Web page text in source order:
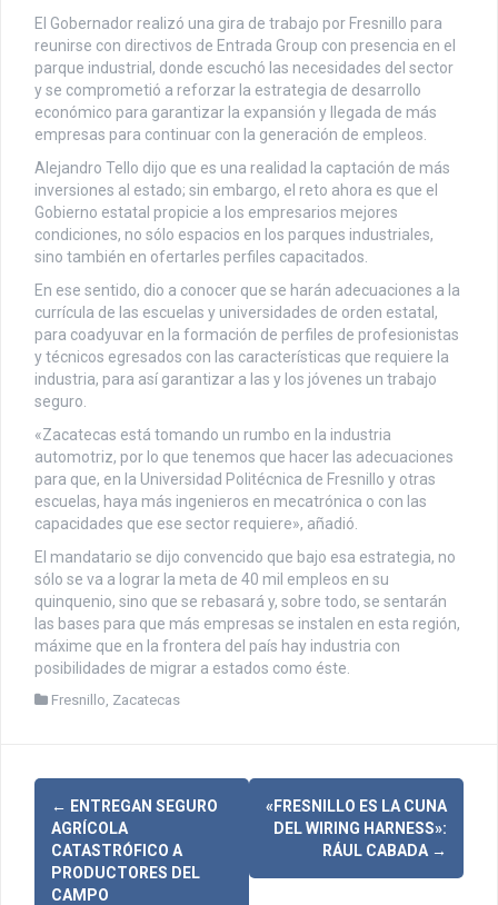
El Gobernador realizó una gira de trabajo por Fresnillo para
reunirse con directivos de Entrada Group con presencia en el
parque industrial, donde escuchó las necesidades del sector
y se comprometió a reforzar la estrategia de desarrollo
económico para garantizar la expansión y llegada de más
empresas para continuar con la generación de empleos.
Alejandro Tello dijo que es una realidad la captación de más
inversiones al estado; sin embargo, el reto ahora es que el
Gobierno estatal propicie a los empresarios mejores
condiciones, no sólo espacios en los parques industriales,
sino también en ofertarles perfiles capacitados.
En ese sentido, dio a conocer que se harán adecuaciones a la
currícula de las escuelas y universidades de orden estatal,
para coadyuvar en la formación de perfiles de profesionistas
y técnicos egresados con las características que requiere la
industria, para así garantizar a las y los jóvenes un trabajo
seguro.
«Zacatecas está tomando un rumbo en la industria
automotriz, por lo que tenemos que hacer las adecuaciones
para que, en la Universidad Politécnica de Fresnillo y otras
escuelas, haya más ingenieros en mecatrónica o con las
capacidades que ese sector requiere», añadió.
El mandatario se dijo convencido que bajo esa estrategia, no
sólo se va a lograr la meta de 40 mil empleos en su
quinquenio, sino que se rebasará y, sobre todo, se sentarán
las bases para que más empresas se instalen en esta región,
máxime que en la frontera del país hay industria con
posibilidades de migrar a estados como éste.
Fresnillo Zacatecas
N← ENTREGAN SEGURO
AGRÍCOLA
CATASTRÓFICO A
PRODUCTORES DEL
CAMPO
«FRESNILLO ES LA CUNA
DEL WIRING HARNESS»:
RÁUL CABADA →